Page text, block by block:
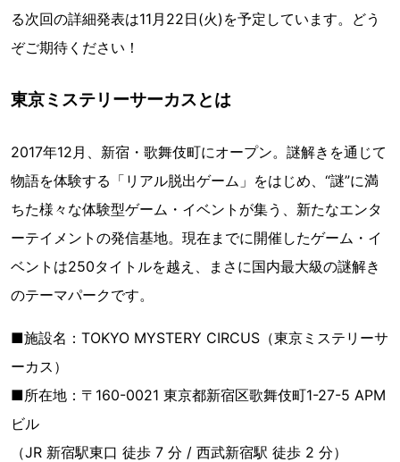
る次回の詳細発表は11月22日(火)を予定しています。どう
ぞご期待ください！
東京ミステリーサーカスとは
2017年12月、新宿・歌舞伎町にオープン。謎解きを通じて
物語を体験する「リアル脱出ゲーム」をはじめ、“謎”に満
ちた様々な体験型ゲーム・イベントが集う、新たなエンタ
ーテイメントの発信基地。現在までに開催したゲーム・イ
ベントは250タイトルを越え、まさに国内最大級の謎解き
のテーマパークです。
■施設名：TOKYO MYSTERY CIRCUS（東京ミステリーサ
ーカス）
■所在地：〒160-0021 東京都新宿区歌舞伎町1-27-5 APM
ビル
（JR 新宿駅東口 徒歩 7 分 / 西武新宿駅 徒歩 2 分）